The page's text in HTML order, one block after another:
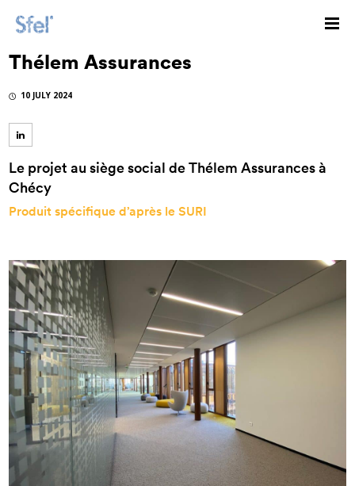
Thélem Assurances
10 JULY 2024
Le projet au siège social de Thélem Assurances à
Chécy
Produit spécifique d’après le SURI